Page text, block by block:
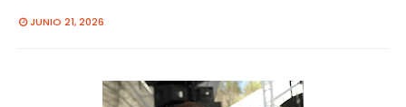
JUNIO 21, 2026